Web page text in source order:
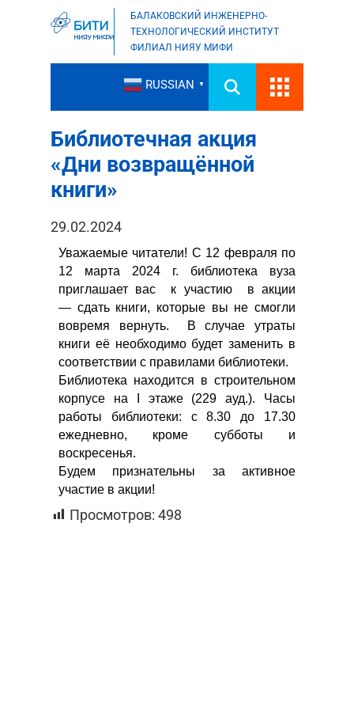
БАЛАКОВСКИЙ ИНЖЕНЕРНО-
ТЕХНОЛОГИЧЕСКИЙ ИНСТИТУТ
ФИЛИАЛ НИЯУ МИФИ
RUSSIAN ▼
Библиотечная акция
«Дни возвращённой
книги»
29.02.2024
Уважаемые читатели! С 12 февраля по
12 марта 2024 г. библиотека вуза
приглашает вас к участию в акции
— сдать книги, которые вы не смогли
вовремя вернуть. В случае утраты
книги её необходимо будет заменить в
соответствии с правилами библиотеки.
Библиотека находится в строительном
корпусе на I этаже (229 ауд.). Часы
работы библиотеки: с 8.30 до 17.30
ежедневно, кроме субботы и
воскресенья.
Будем признательны за активное
участие в акции!
Просмотров: 498